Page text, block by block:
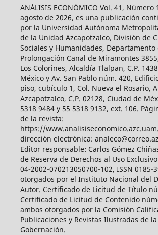
ANÁLISIS ECONÓMICO Vol. 41, Número
agosto de 2026, es una publicación
por la Universidad Autónoma
de la Unidad Azcapotzalco, División de
Sociales y Humanidades, Departamento
Prolongación Canal de Miramontes
Los Colorines, Alcaldía Tlalpan, C.P.
México y Av. San Pablo núm. 420,
piso, cubículo 1, Col. Nueva el Rosario,
Azcapotzalco, C.P. 02128, Ciudad de
5318 9484 y 55 5318 9132, ext. 106.
de la revista:
https://
dirección electrónica:
Editor responsable: Carlos Gómez
de Reserva de Derechos al Uso
04-2002-070213050700-102, ISSN 0185-
otorgados por el Instituto Nacional del
Autor. Certificado de Licitud de Título
Certificado de Licitud de Contenido
ambos otorgados por la Comisión
Publicaciones y Revistas Ilustradas de
Gobernación.